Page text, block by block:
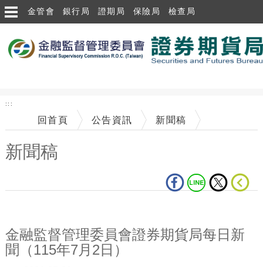
跳到主要內容區塊
金管會 銀行局 證期局 保險局 檢查局
:::
回首頁 公告資訊 新聞稿
新聞稿
金融監督管理委員會證券期貨局每日新
聞（115年7月2日）